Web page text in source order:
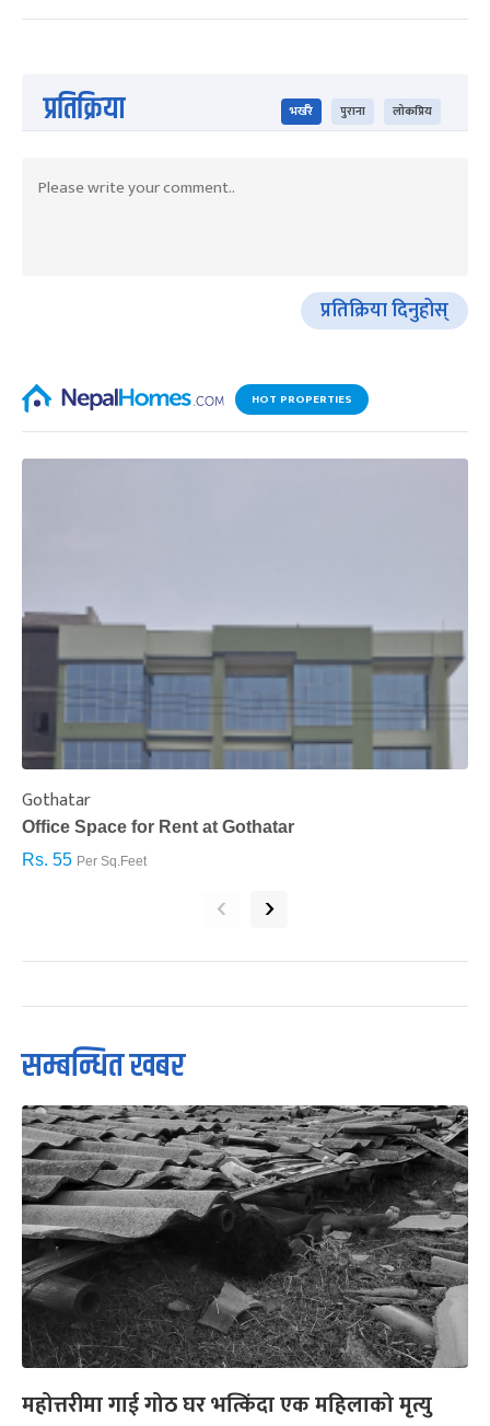
प्रतिक्रिया भर्खरै पुराना लोकप्रिय
प्रतिक्रिया दिनुहोस्
HOT PROPERTIES
Gothatar
Office Space for Rent at Gothatar
Rs. 55 Per Sq.Feet
‹ ›
सम्बन्धित खबर
महोत्तरीमा गाई गोठ घर भत्किंदा एक महिलाको मृत्यु